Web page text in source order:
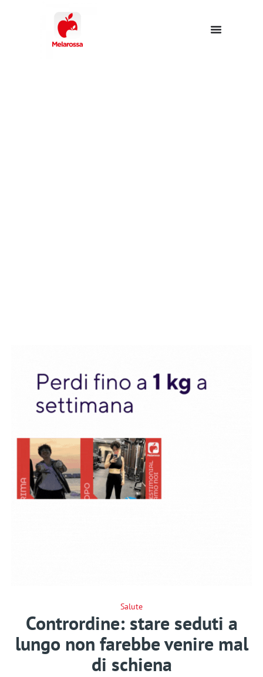
Salute
Contrordine: stare seduti a
lungo non farebbe venire mal
di schiena